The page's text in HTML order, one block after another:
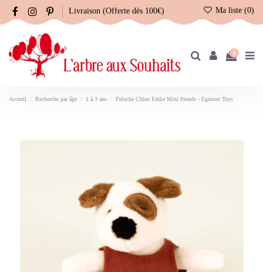
Livraison (Offerte dès 100€) Ma liste (0)
0
Accueil Recherche par âge 1 à 3 ans Peluche Chien Eddie Mini friends - Egmont Toys